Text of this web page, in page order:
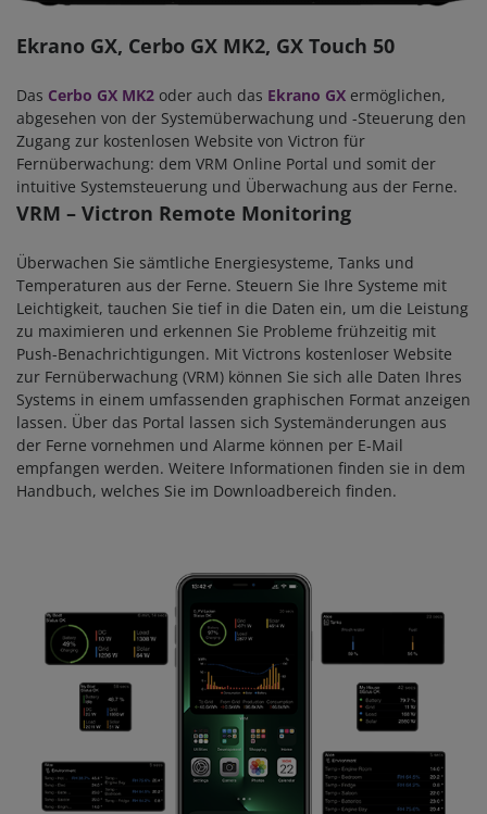
Ekrano GX, Cerbo GX MK2, GX Touch 50
Das Cerbo GX MK2 oder auch das Ekrano GX ermöglichen,
abgesehen von der Systemüberwachung und -Steuerung den
Zugang zur kostenlosen Website von Victron für
Fernüberwachung: dem VRM Online Portal und somit der
intuitive Systemsteuerung und Überwachung aus der Ferne.
VRM – Victron Remote Monitoring
Überwachen Sie sämtliche Energiesysteme, Tanks und
Temperaturen aus der Ferne. Steuern Sie Ihre Systeme mit
Leichtigkeit, tauchen Sie tief in die Daten ein, um die Leistung
zu maximieren und erkennen Sie Probleme frühzeitig mit
Push-Benachrichtigungen. Mit Victrons kostenloser Website
zur Fernüberwachung (VRM) können Sie sich alle Daten Ihres
Systems in einem umfassenden graphischen Format anzeigen
lassen. Über das Portal lassen sich Systemänderungen aus
der Ferne vornehmen und Alarme können per E-Mail
empfangen werden. Weitere Informationen finden sie in dem
Handbuch, welches Sie im Downloadbereich finden.